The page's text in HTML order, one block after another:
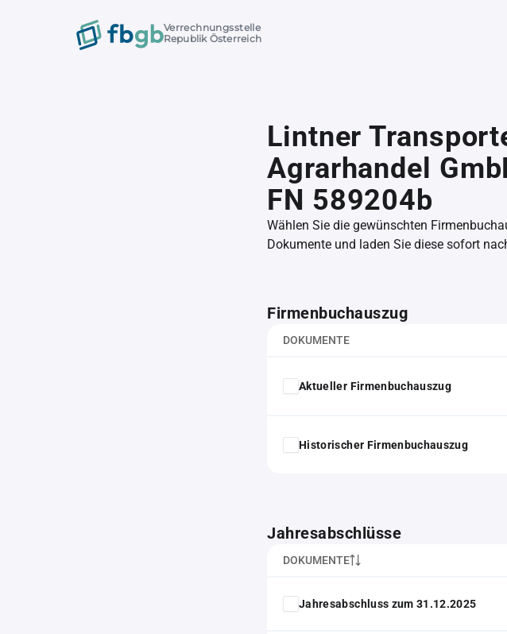
Verrechnungsstelle
Republik Österreich
Lintner
Agrarhandel
FN 589204b
Wählen Sie die gewünschten
Dokumente und laden Sie diese sofort
Firmenbuchauszug
DOKUMENTE
Aktueller Firmenbuchauszug
Historischer Firmenbuchauszug
Jahresabschlüsse
DOKUMENTE
Jahresabschluss zum 31.12.2025